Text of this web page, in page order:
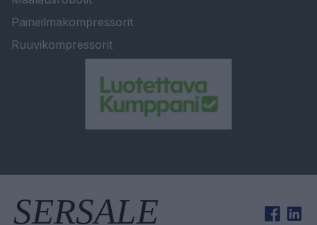
Paineilmakompressorit
Ruuvikompressorit